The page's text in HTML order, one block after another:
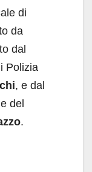
di
da
dal
Polizia
, e dal
del
.